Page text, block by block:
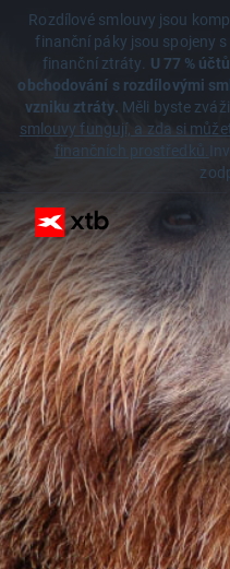
Rozdílové smlouvy jsou
finanční páky jsou spojeny
finanční ztráty. U 77 %
obchodování s rozdílovými
vzniku ztráty. Měli byste
smlouvy fungují, a zda si
finančních prostředků.